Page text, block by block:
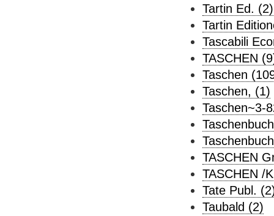
Tartin Ed. (2)
Tartin
Tascabili
TASCHEN
Taschen
Taschen, (1)
Taschen~3-
TASCHEN
TASCHEN /
Tate Publ.
Taubald (2)